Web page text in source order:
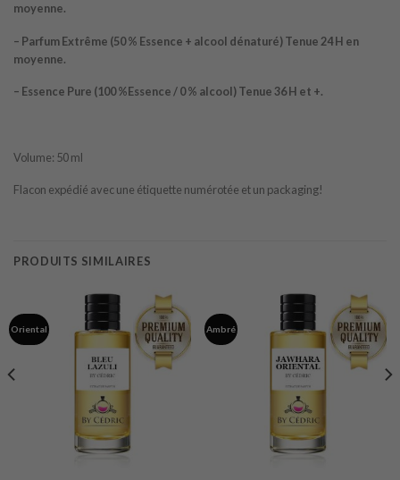
moyenne.
– Parfum Extrême (50 % Essence + alcool dénaturé) Tenue 24 H en
moyenne.
– Essence Pure (100 %Essence / 0 % alcool) Tenue 36 H et +.
Volume: 50 ml
Flacon expédié avec une étiquette numérotée et un packaging!
PRODUITS SIMILAIRES
Oriental Ambré